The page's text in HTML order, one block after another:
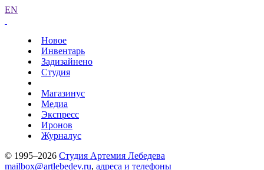
EN
Новое
Инвентарь
Задизайнено
Студия
Магазинус
Медиа
Экспресс
Иронов
Журналус
© 1995–2026 Студия Артемия Лебедева
mailbox@artlebedev.ru, адреса и телефоны